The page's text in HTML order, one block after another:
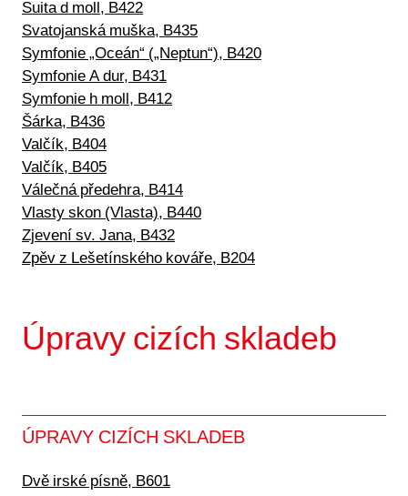
Suita d moll, B422
Svatojanská muška, B435
Symfonie „Oceán“ („Neptun“), B420
Symfonie A dur, B431
Symfonie h moll, B412
Šárka, B436
Valčík, B404
Valčík, B405
Válečná předehra, B414
Vlasty skon (Vlasta), B440
Zjevení sv. Jana, B432
Zpěv z Lešetínského kováře, B204
Úpravy cizích skladeb
ÚPRAVY CIZÍCH SKLADEB
Dvě irské písně, B601